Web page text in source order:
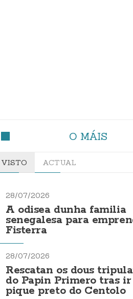
O MÁIS
VISTO ACTUAL
28/07/2026
A odisea dunha familia
senegalesa para
Fisterra
28/07/2026
Rescatan os dous
do Papin Primero tras ir
pique preto do Centolo